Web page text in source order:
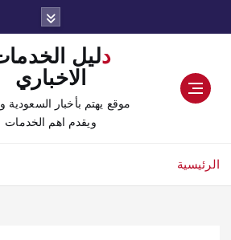
دليل الخدمات
الاخباري
موقع يهتم بأخبار السعودية
ويقدم اهم الخدمات
الرئيسية